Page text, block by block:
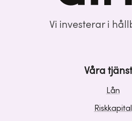
Vi investerar i
Våra
Lån
Riskkapital